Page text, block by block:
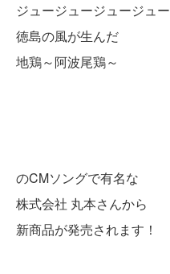
ジュージュージュージュー
徳島の風が生んだ
地鶏～阿波尾鶏～
のCMソングで有名な
株式会社 丸本さんから
新商品が発売されます！